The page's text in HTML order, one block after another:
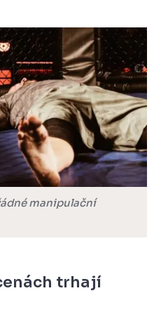
manipulační
trhají